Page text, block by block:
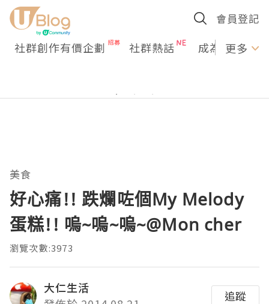
會員登記
社群創作有價企劃 社群熱話 成為U更多
美食
好心痛!! 跌爛咗個My Melody
蛋糕!! 嗚~嗚~嗚~@Mon cher
瀏覽次數:3973
大仁生活
追蹤